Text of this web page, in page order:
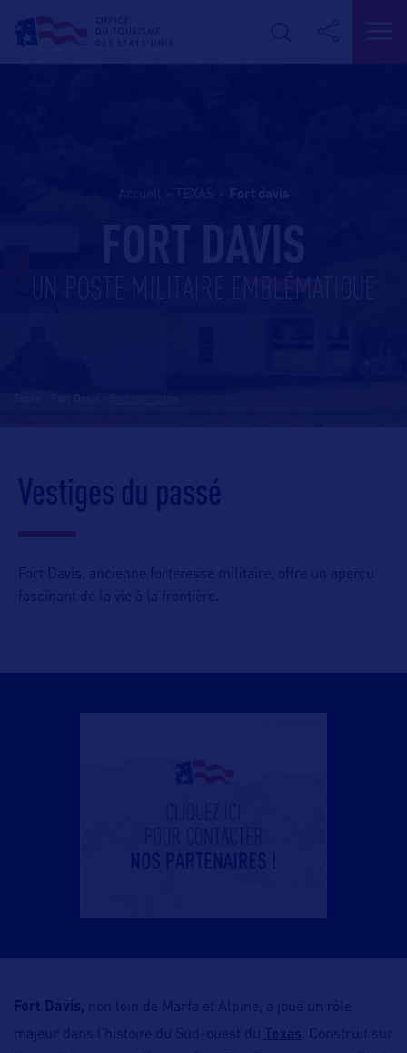
Accueil TEXAS
FORT DAVIS
Vestiges du passé
Fort Davis, ancienne forteresse militaire, offre un aperçu
fascinant de la vie à la frontière.
Fort Davis, non loin de Marfa et Alpine, a joué un rôle
majeur dans l’histoire du Sud-ouest du Texas . Construit sur